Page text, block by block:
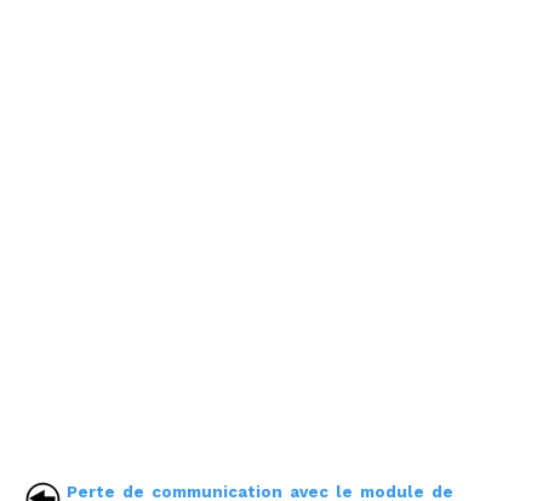
Perte de communication avec le module de